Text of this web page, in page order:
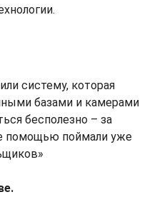
систему, которая
базами и камерами
бесполезно – за
помощью поймали уже